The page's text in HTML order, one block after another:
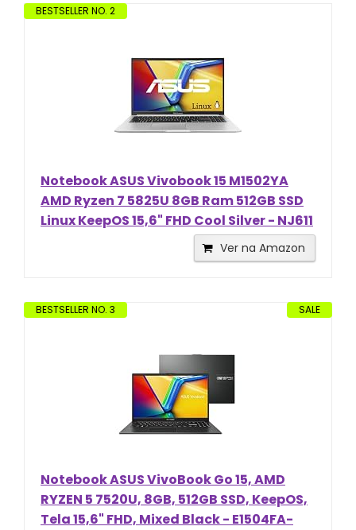
BESTSELLER NO. 2
Notebook ASUS Vivobook 15 M1502YA
AMD Ryzen 7 5825U 8GB Ram 512GB SSD
Linux KeepOS 15,6" FHD Cool Silver - NJ611
Ver na Amazon
SALE
BESTSELLER NO. 3
Notebook ASUS VivoBook Go 15, AMD
RYZEN 5 7520U, 8GB, 512GB SSD, KeepOS,
Tela 15,6" FHD, Mixed Black - E1504FA-